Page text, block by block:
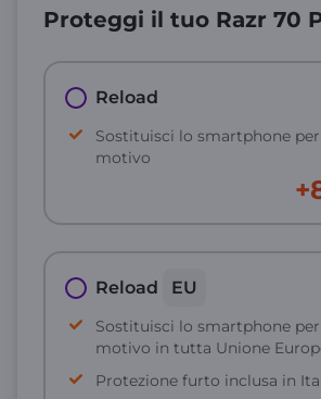
Proteggi il tuo Razr 70
Reload
Sostituisci lo smartphone
motivo
Reload EU
Sostituisci lo smartphone
motivo in tutta Unione
Protezione furto inclusa in